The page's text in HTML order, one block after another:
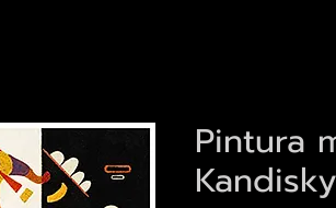
Pintura